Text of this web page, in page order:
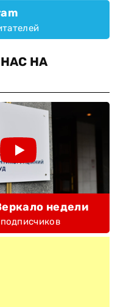
НА
недели